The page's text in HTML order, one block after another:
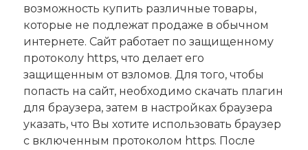
возможность купить различные товары,
которые не подлежат продаже в обычном
интернете. Сайт работает по защищенному
протоколу https, что делает его
защищенным от взломов. Для того, чтобы
попасть на сайт, необходимо скачать плагин
для браузера, затем в настройках браузера
указать, что Вы хотите использовать браузер
с включенным протоколом https. После